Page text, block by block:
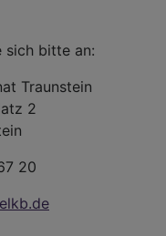
sich bitte an:
Traunstein
2
20